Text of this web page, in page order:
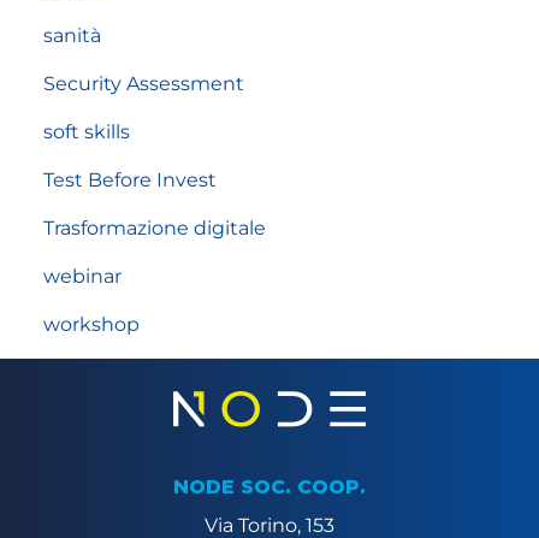
sanità
Security Assessment
soft skills
Test Before Invest
Trasformazione digitale
webinar
workshop
NODE SOC. COOP.
Via Torino, 153